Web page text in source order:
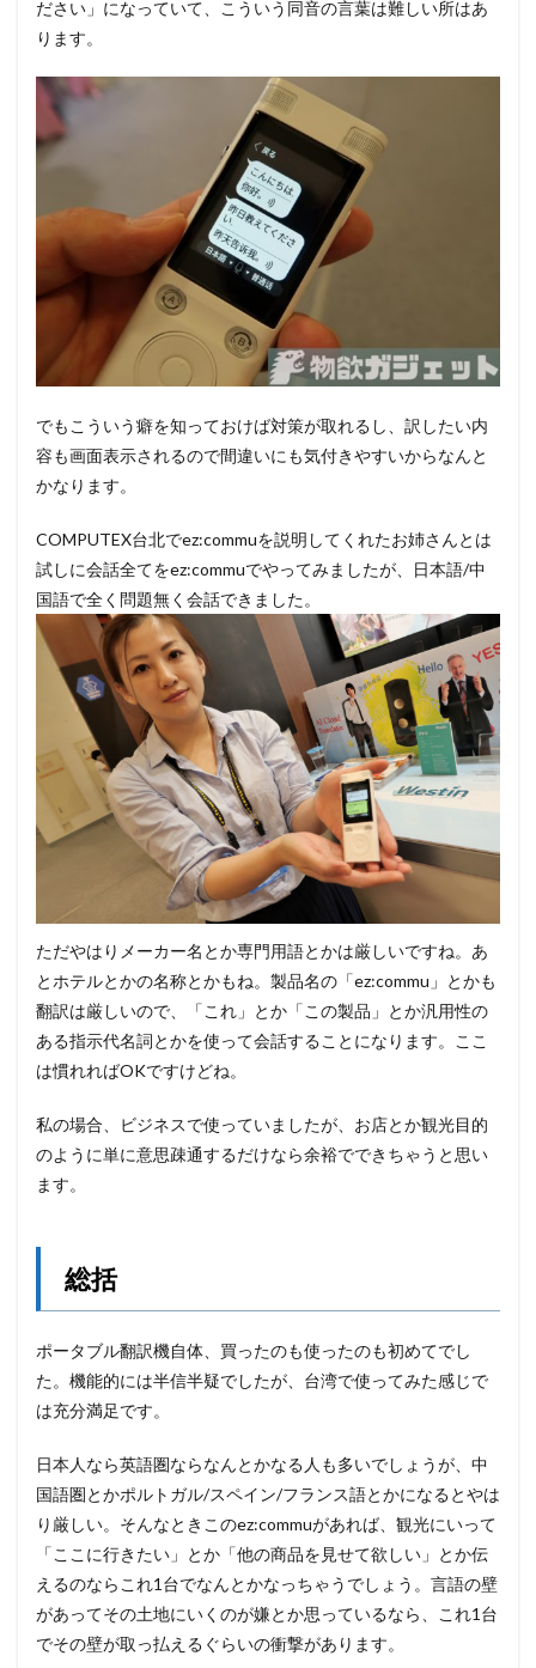
ださい」になっていて、こういう同音の言葉は難しい所はあ
ります。
でもこういう癖を知っておけば対策が取れるし、訳したい内
容も画面表示されるので間違いにも気付きやすいからなんと
かなります。
COMPUTEX台北でez:commuを説明してくれたお姉さんとは
試しに会話全てをez:commuでやってみましたが、日本語/中
国語で全く問題無く会話できました。
ただやはりメーカー名とか専門用語とかは厳しいですね。あ
とホテルとかの名称とかもね。製品名の「ez:commu」とかも
翻訳は厳しいので、「これ」とか「この製品」とか汎用性の
ある指示代名詞とかを使って会話することになります。ここ
は慣れればOKですけどね。
私の場合、ビジネスで使っていましたが、お店とか観光目的
のように単に意思疎通するだけなら余裕でできちゃうと思い
ます。
総括
ポータブル翻訳機自体、買ったのも使ったのも初めてでし
た。機能的には半信半疑でしたが、台湾で使ってみた感じで
は充分満足です。
日本人なら英語圏ならなんとかなる人も多いでしょうが、中
国語圏とかポルトガル/スペイン/フランス語とかになるとやは
り厳しい。そんなときこのez:commuがあれば、観光にいって
「ここに行きたい」とか「他の商品を見せて欲しい」とか伝
えるのならこれ1台でなんとかなっちゃうでしょう。言語の壁
があってその土地にいくのが嫌とか思っているなら、これ1台
でその壁が取っ払えるぐらいの衝撃があります。